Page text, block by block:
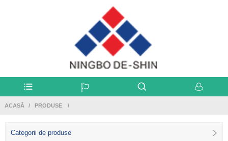
ACASĂ PRODUSE
Categorii de produse